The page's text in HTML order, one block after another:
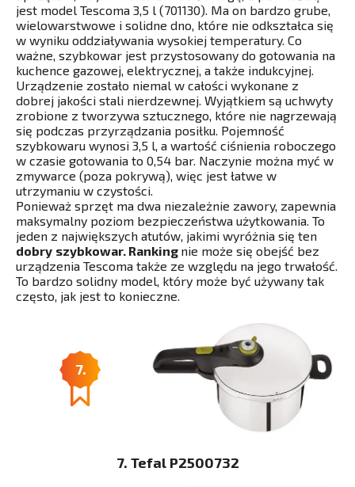
jest model Tescoma 3,5 l (701130). Ma on bardzo grube,
wielowarstwowe i solidne dno, które nie odkształca się
w wyniku oddziaływania wysokiej temperatury. Co
ważne, szybkowar jest przystosowany do gotowania na
kuchence gazowej, elektrycznej, a także indukcyjnej.
Urządzenie zostało niemal w całości wykonane z
dobrej jakości stali nierdzewnej. Wyjątkiem są uchwyty
zrobione z tworzywa sztucznego, które nie nagrzewają
się podczas przyrządzania posiłku. Pojemność
szybkowaru wynosi 3,5 l, a wartość ciśnienia roboczego
w czasie gotowania to 0,54 bar. Naczynie można myć w
zmywarce (poza pokrywą), więc jest łatwe w
utrzymaniu w czystości.
Ponieważ sprzęt ma dwa niezależnie zawory, zapewnia
maksymalny poziom bezpieczeństwa użytkowania. To
jeden z największych atutów, jakimi wyróżnia się ten
dobry szybkowar. Ranking nie może się obejść bez
urządzenia Tescoma także ze względu na jego trwałość.
To bardzo solidny model, który może być używany tak
często, jak jest to konieczne.
7.
7. Tefal P2500732